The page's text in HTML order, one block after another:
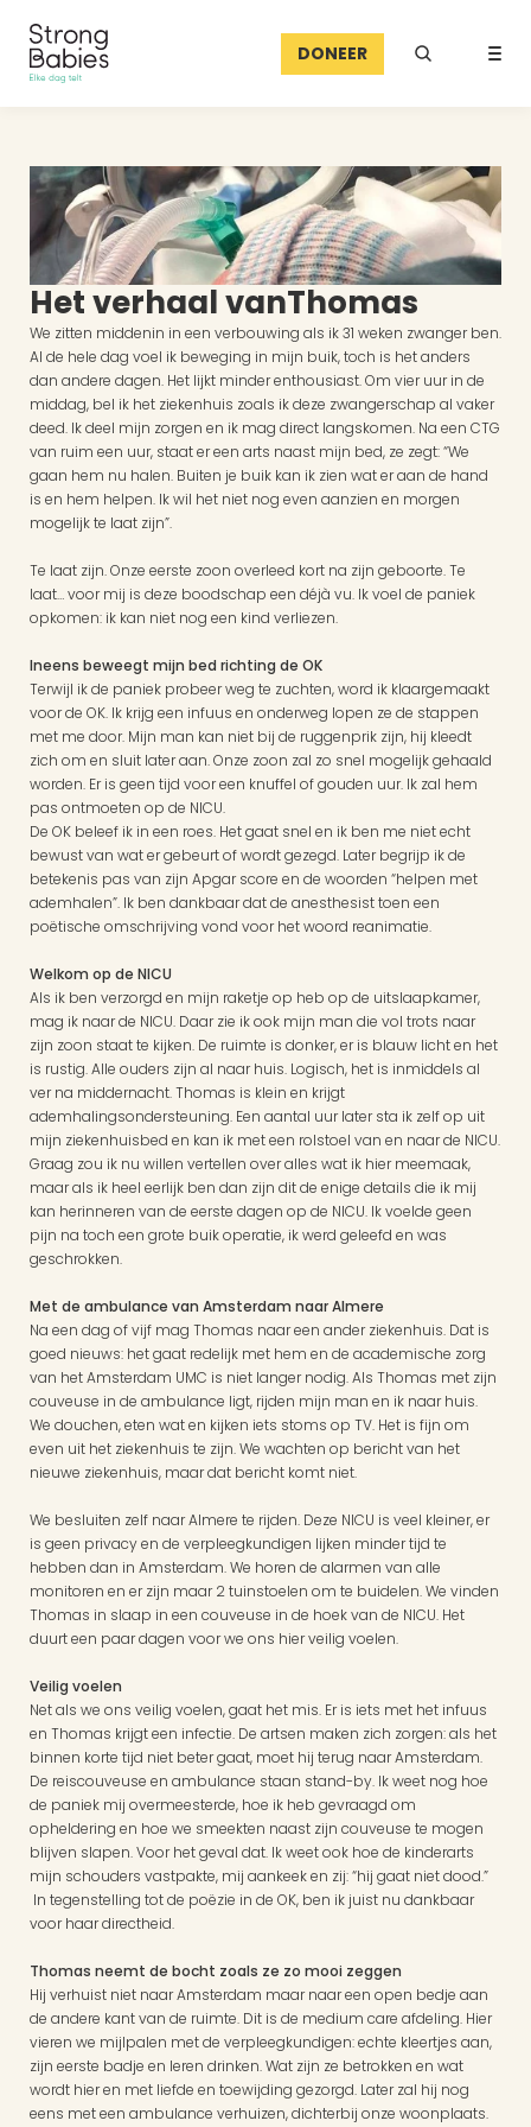
DONEER
Het verhaal vanThomas
We zitten middenin in een verbouwing als ik 31 weken zwanger ben.
Al de hele dag voel ik beweging in mijn buik, toch is het anders
dan andere dagen. Het lijkt minder enthousiast. Om vier uur in de
middag, bel ik het ziekenhuis zoals ik deze zwangerschap al vaker
deed. Ik deel mijn zorgen en ik mag direct langskomen. Na een CTG
van ruim een uur, staat er een arts naast mijn bed, ze zegt: “We
gaan hem nu halen. Buiten je buik kan ik zien wat er aan de hand
is en hem helpen. Ik wil het niet nog even aanzien en morgen
mogelijk te laat zijn”.
Te laat zijn. Onze eerste zoon overleed kort na zijn geboorte. Te
laat… voor mij is deze boodschap een déjà vu. Ik voel de paniek
opkomen: ik kan niet nog een kind verliezen.
Ineens beweegt mijn bed richting de OK
Terwijl ik de paniek probeer weg te zuchten, word ik klaargemaakt
voor de OK. Ik krijg een infuus en onderweg lopen ze de stappen
met me door. Mijn man kan niet bij de ruggenprik zijn, hij kleedt
zich om en sluit later aan. Onze zoon zal zo snel mogelijk gehaald
worden. Er is geen tijd voor een knuffel of gouden uur. Ik zal hem
pas ontmoeten op de NICU.
De OK beleef ik in een roes. Het gaat snel en ik ben me niet echt
bewust van wat er gebeurt of wordt gezegd. Later begrijp ik de
betekenis pas van zijn Apgar score en de woorden “helpen met
ademhalen”. Ik ben dankbaar dat de anesthesist toen een
poëtische omschrijving vond voor het woord reanimatie.
Welkom op de NICU
Als ik ben verzorgd en mijn raketje op heb op de uitslaapkamer,
mag ik naar de NICU. Daar zie ik ook mijn man die vol trots naar
zijn zoon staat te kijken. De ruimte is donker, er is blauw licht en het
is rustig. Alle ouders zijn al naar huis. Logisch, het is inmiddels al
ver na middernacht. Thomas is klein en krijgt
ademhalingsondersteuning. Een aantal uur later sta ik zelf op uit
mijn ziekenhuisbed en kan ik met een rolstoel van en naar de NICU.
Graag zou ik nu willen vertellen over alles wat ik hier meemaak,
maar als ik heel eerlijk ben dan zijn dit de enige details die ik mij
kan herinneren van de eerste dagen op de NICU. Ik voelde geen
pijn na toch een grote buik operatie, ik werd geleefd en was
geschrokken.
Met de ambulance van Amsterdam naar Almere
Na een dag of vijf mag Thomas naar een ander ziekenhuis. Dat is
goed nieuws: het gaat redelijk met hem en de academische zorg
van het Amsterdam UMC is niet langer nodig. Als Thomas met zijn
couveuse in de ambulance ligt, rijden mijn man en ik naar huis.
We douchen, eten wat en kijken iets stoms op TV. Het is fijn om
even uit het ziekenhuis te zijn. We wachten op bericht van het
nieuwe ziekenhuis, maar dat bericht komt niet.
We besluiten zelf naar Almere te rijden. Deze NICU is veel kleiner, er
is geen privacy en de verpleegkundigen lijken minder tijd te
hebben dan in Amsterdam. We horen de alarmen van alle
monitoren en er zijn maar 2 tuinstoelen om te buidelen. We vinden
Thomas in slaap in een couveuse in de hoek van de NICU. Het
duurt een paar dagen voor we ons hier veilig voelen.
Veilig voelen
Net als we ons veilig voelen, gaat het mis. Er is iets met het infuus
en Thomas krijgt een infectie. De artsen maken zich zorgen: als het
binnen korte tijd niet beter gaat, moet hij terug naar Amsterdam.
De reiscouveuse en ambulance staan stand-by. Ik weet nog hoe
de paniek mij overmeesterde, hoe ik heb gevraagd om
opheldering en hoe we smeekten naast zijn couveuse te mogen
blijven slapen. Voor het geval dat. Ik weet ook hoe de kinderarts
mijn schouders vastpakte, mij aankeek en zij: “hij gaat niet dood.”
In tegenstelling tot de poëzie in de OK, ben ik juist nu dankbaar
voor haar directheid.
Thomas neemt de bocht zoals ze zo mooi zeggen
Hij verhuist niet naar Amsterdam maar naar een open bedje aan
de andere kant van de ruimte. Dit is de medium care afdeling. Hier
vieren we mijlpalen met de verpleegkundigen: echte kleertjes aan,
zijn eerste badje en leren drinken. Wat zijn ze betrokken en wat
wordt hier en met liefde en toewijding gezorgd. Later zal hij nog
eens met een ambulance verhuizen, dichterbij onze woonplaats.